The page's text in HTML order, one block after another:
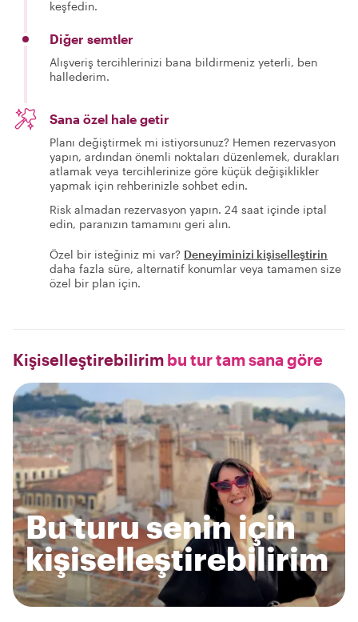
keşfedin.
Diğer semtler
Alışveriş tercihlerinizi bana bildirmeniz yeterli, ben
hallederim.
Sana özel hale getir
Planı değiştirmek mi istiyorsunuz? Hemen rezervasyon
yapın, ardından önemli noktaları düzenlemek, durakları
atlamak veya tercihlerinize göre küçük değişiklikler
yapmak için rehberinizle sohbet edin.
Risk almadan rezervasyon yapın. 24 saat içinde iptal
edin, paranızın tamamını geri alın.
Özel bir isteğiniz mi var? Deneyiminizi kişiselleştirin
daha fazla süre, alternatif konumlar veya tamamen size
özel bir plan için.
Kişiselleştirebilirim bu tur tam sana göre
Bu turu senin için
kişiselleştirebilirim